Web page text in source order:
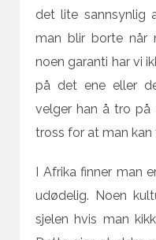
det lite sannsynlig
man blir borte når
noen garanti har vi
på det ene eller
velger han å tro
tross for at man kan
I Afrika finner man
udødelig. Noen
sjelen hvis man